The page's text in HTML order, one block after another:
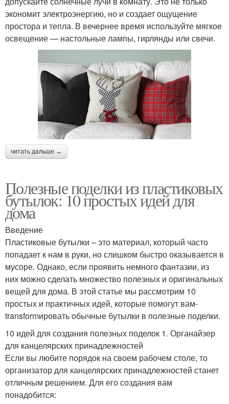
экономит электроэнергию, но и создает ощущение
простора и тепла. В вечернее время используйте мягкое
освещение — настольные лампы, гирлянды или свечи.
читать дальше →
Полезные поделки из пластиковых
бутылок: 10 простых идей для
дома
Введение
Пластиковые бутылки – это материал, который часто
попадает к нам в руки, но слишком быстро оказывается в
мусоре. Однако, если проявить немного фантазии, из
них можно сделать множество полезных и оригинальных
вещей для дома. В этой статье мы рассмотрим 10
простых и практичных идей, которые помогут вам-
transformировать обычные бутылки в полезные поделки.
10 идей для создания полезных поделок 1. Органайзер
для канцелярских принадлежностей
Если вы любите порядок на своем рабочем столе, то
организатор для канцелярских принадлежностей станет
отличным решением. Для его создания вам
понадобится: